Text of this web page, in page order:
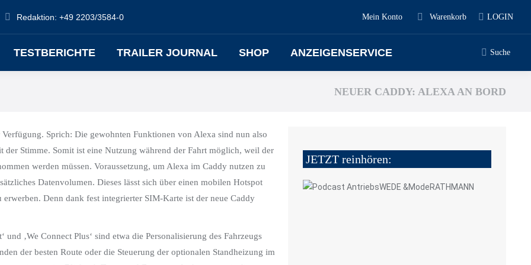
Redaktion: +49 2203/3584-0 Mein Konto Warenkorb LOGIN
TESTBERICHTE TRAILER JOURNAL SHOP ANZEIGENSERVICE Suche
NEUER CADDY: ALEXA AN BORD
Sprich: Die gewohnten Funktionen von Alexa sind nun also
Stimme. Somit ist eine Nutzung während der Fahrt möglich, weil der
werden müssen. Voraussetzung, um Alexa im Caddy nutzen zu
Datenvolumen. Dieses lässt sich über einen mobilen Hotspot
Denn dank fest integrierter SIM-Karte ist der neue Caddy
‚We Connect Plus‘ sind etwa die Personalisierung des Fahrzeugs
der besten Route oder die Steuerung der optionalen Standheizung im
JETZT reinhören: